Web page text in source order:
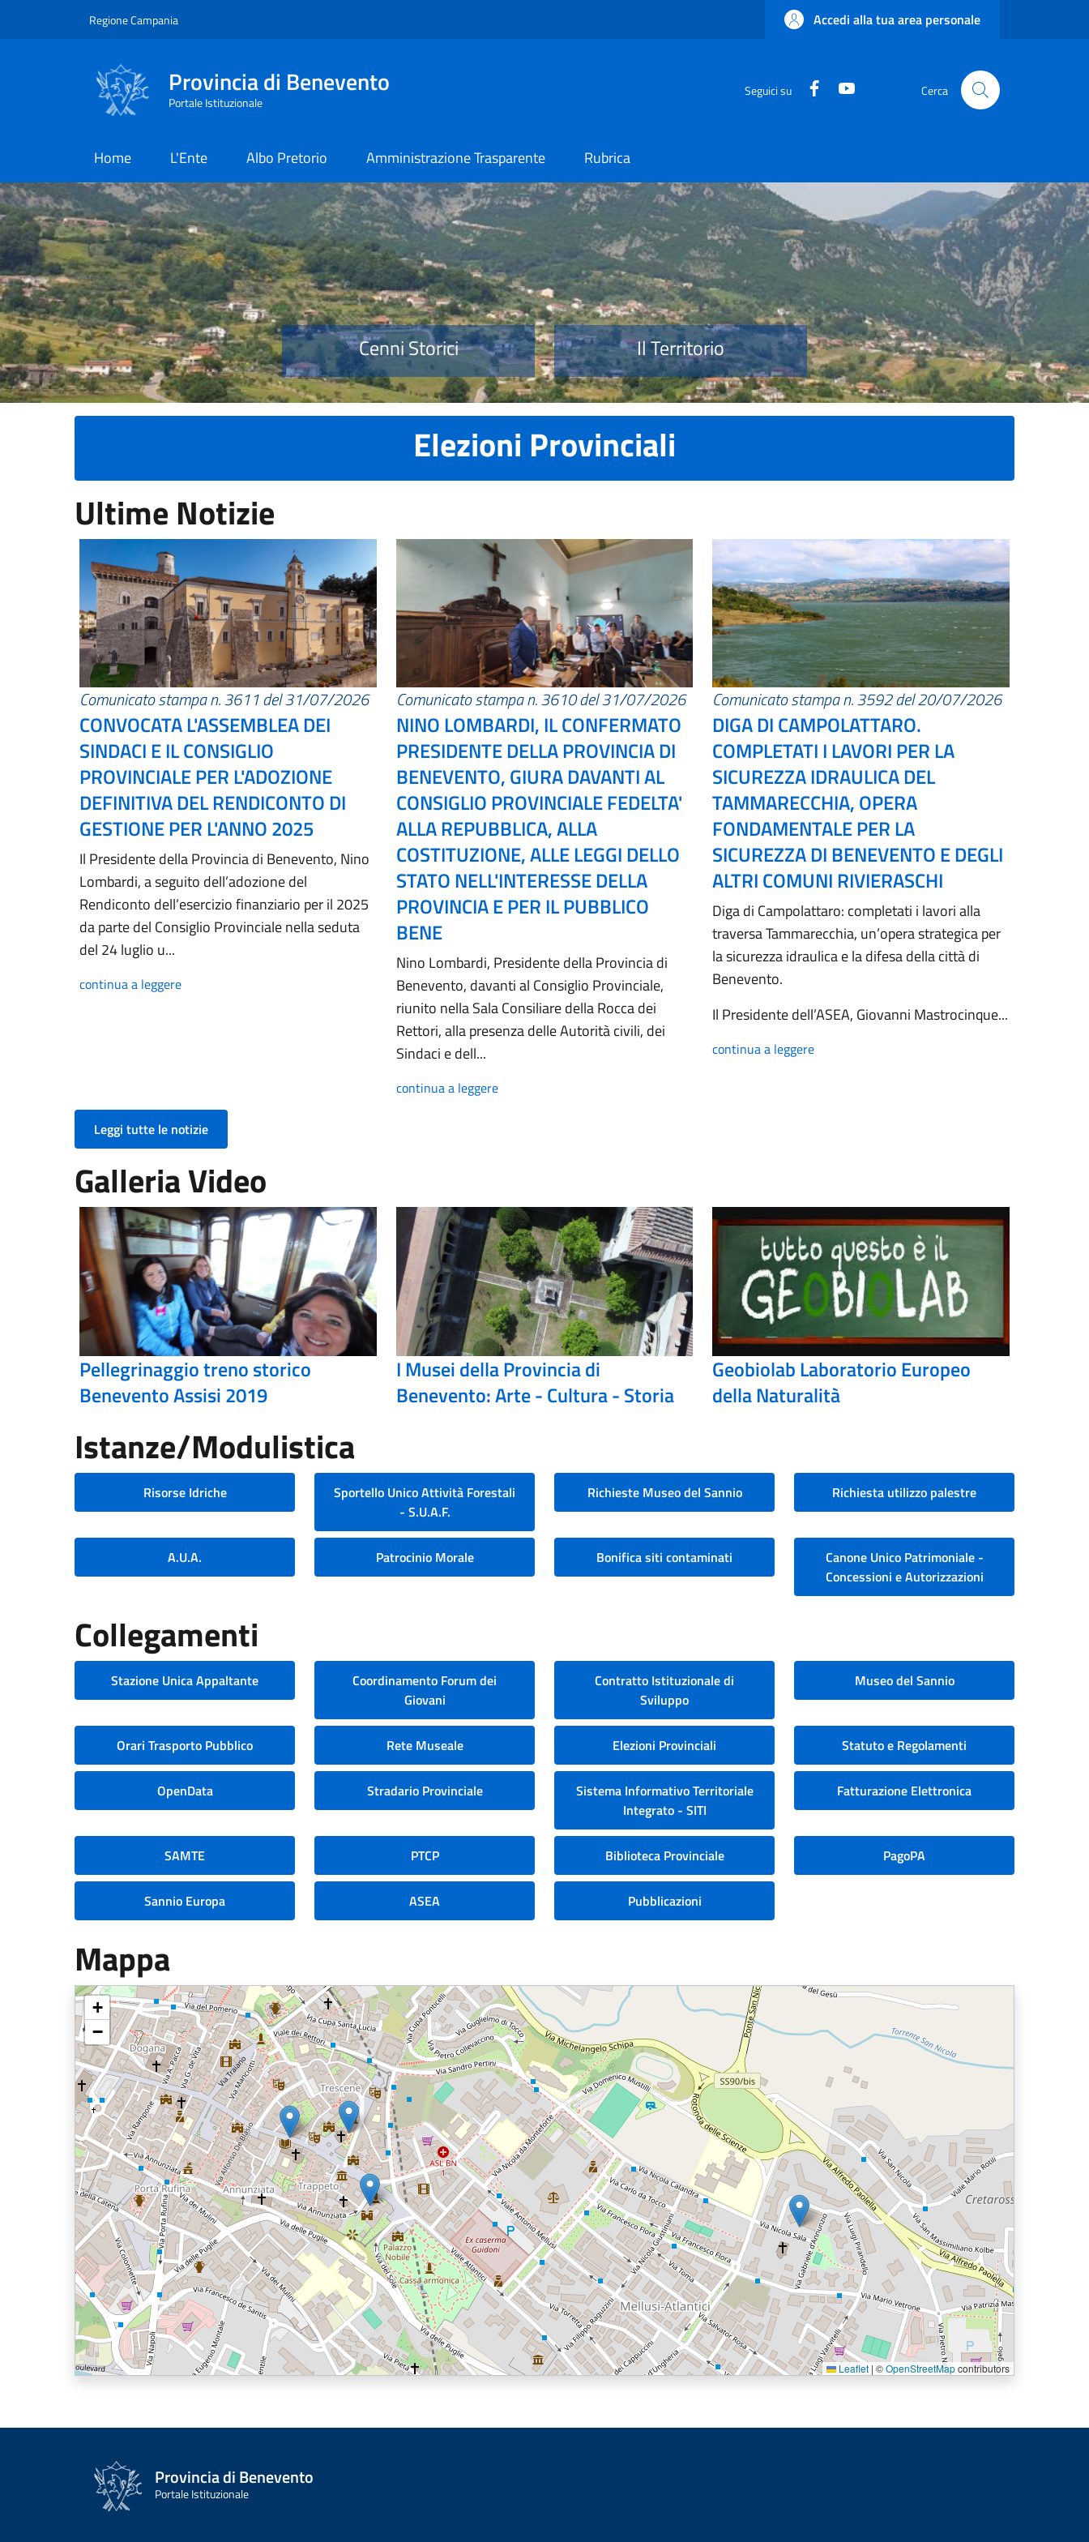
Regione Campania Accedi alla tua area personale
Provincia di Benevento
Portale Istituzionale
Seguici su Facebook Cerca
Home L'Ente Albo Pretorio Amministrazione Trasparente Rubrica
Provincia di Benevento
Cenni Storici Il Territorio
Elezioni Provinciali
Ultime Notizie
Comunicato stampa n. 3611 del 31/07/2026
CONVOCATA L'ASSEMBLEA DEI
SINDACI E IL CONSIGLIO
PROVINCIALE PER L'ADOZIONE
DEFINITIVA DEL RENDICONTO DI
GESTIONE PER L'ANNO 2025
Il Presidente della Provincia di Benevento, Nino
Lombardi, a seguito dell’adozione del
Rendiconto dell’esercizio finanziario per il 2025
da parte del Consiglio Provinciale nella seduta
del 24 luglio u...
continua a leggere
Comunicato stampa n. 3610 del 31/07/2026
NINO LOMBARDI, IL CONFERMATO
PRESIDENTE DELLA PROVINCIA DI
BENEVENTO, GIURA DAVANTI AL
CONSIGLIO PROVINCIALE FEDELTA'
ALLA REPUBBLICA, ALLA
COSTITUZIONE, ALLE LEGGI DELLO
STATO NELL'INTERESSE DELLA
PROVINCIA E PER IL PUBBLICO
BENE
Nino Lombardi, Presidente della Provincia di
Benevento, davanti al Consiglio Provinciale,
riunito nella Sala Consiliare della Rocca dei
Rettori, alla presenza delle Autorità civili, dei
Sindaci e dell...
continua a leggere
Comunicato stampa n. 3592 del 20/07/2026
DIGA DI CAMPOLATTARO.
COMPLETATI I LAVORI PER LA
SICUREZZA IDRAULICA DEL
TAMMARECCHIA, OPERA
FONDAMENTALE PER LA
SICUREZZA DI BENEVENTO E DEGLI
ALTRI COMUNI RIVIERASCHI
Diga di Campolattaro: completati i lavori alla
traversa Tammarecchia, un’opera strategica per
la sicurezza idraulica e la difesa della città di
Benevento.
Il Presidente dell’ASEA, Giovanni Mastrocinque...
continua a leggere
Leggi tutte le notizie
Galleria Video
Pellegrinaggio treno storico
Benevento Assisi 2019
I Musei della Provincia di
Benevento: Arte - Cultura - Storia
Geobiolab Laboratorio Europeo
della Naturalità
Istanze/Modulistica
Risorse Idriche
Sportello Unico Attività Forestali
- S.U.A.F.
Richieste Museo del Sannio Richiesta utilizzo palestre
A.U.A. Patrocinio Morale Bonifica siti contaminati
Canone Unico Patrimoniale -
Concessioni e Autorizzazioni
Collegamenti
Stazione Unica Appaltante
Coordinamento Forum dei
Giovani
Contratto Istituzionale di
Sviluppo
Museo del Sannio
Orari Trasporto Pubblico Rete Museale Elezioni Provinciali Statuto e Regolamenti
OpenData Stradario Provinciale
Sistema Informativo Territoriale
Integrato - SITI
Fatturazione Elettronica
SAMTE PTCP Biblioteca Provinciale PagoPA
Sannio Europa ASEA Pubblicazioni
Mappa
+
−
Leaflet | ©OpenStreetMapcontributors
Provincia di Benevento
Portale Istituzionale